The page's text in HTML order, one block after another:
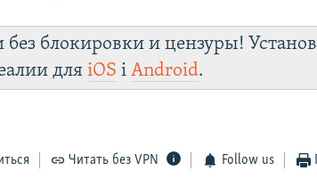
без блокировки и цензуры!
дляiOS іAndroid.
Читать без VPN Follow us